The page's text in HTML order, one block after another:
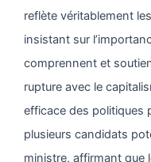
reflète véritablement
insistant sur
comprennent et
rupture avec le
efficace des politiques
plusieurs candidats
ministre, affirmant que